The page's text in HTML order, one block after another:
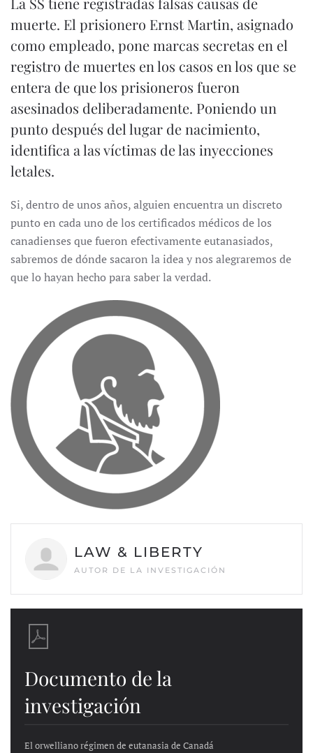
muerte. El prisionero Ernst Martin, asignado
como empleado, pone marcas secretas en el
registro de muertes en los casos en los que se
entera de que los prisioneros fueron
asesinados deliberadamente. Poniendo un
punto después del lugar de nacimiento,
identifica a las víctimas de las inyecciones
letales.
Si, dentro de unos años, alguien encuentra un discreto
punto en cada uno de los certificados médicos de los
canadienses que fueron efectivamente eutanasiados,
sabremos de dónde sacaron la idea y nos alegraremos de
que lo hayan hecho para saber la verdad.
LAW & LIBERTY
AUTOR DE LA INVESTIGACIÓN
Documento de la
investigación
El orwelliano régimen de eutanasia de Canadá